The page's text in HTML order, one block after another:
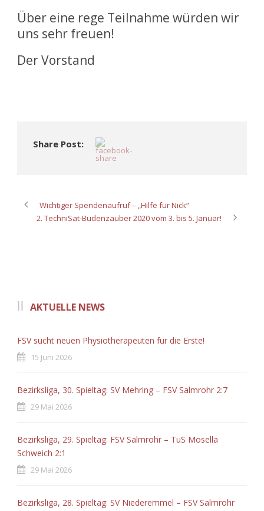
Über eine rege Teilnahme würden wir
uns sehr freuen!
Der Vorstand
Share Post:
Wichtiger Spendenaufruf – „Hilfe für Nick“
2. TechniSat-Budenzauber 2020 vom 3. bis 5. Januar!
AKTUELLE NEWS
FSV sucht neuen Physiotherapeuten für die Erste!
15 Juni 2026
Bezirksliga, 30. Spieltag: SV Mehring – FSV Salmrohr 2:7
29 Mai 2026
Bezirksliga, 29. Spieltag: FSV Salmrohr – TuS Mosella
Schweich 2:1
29 Mai 2026
Bezirksliga, 28. Spieltag: SV Niederemmel – FSV Salmrohr